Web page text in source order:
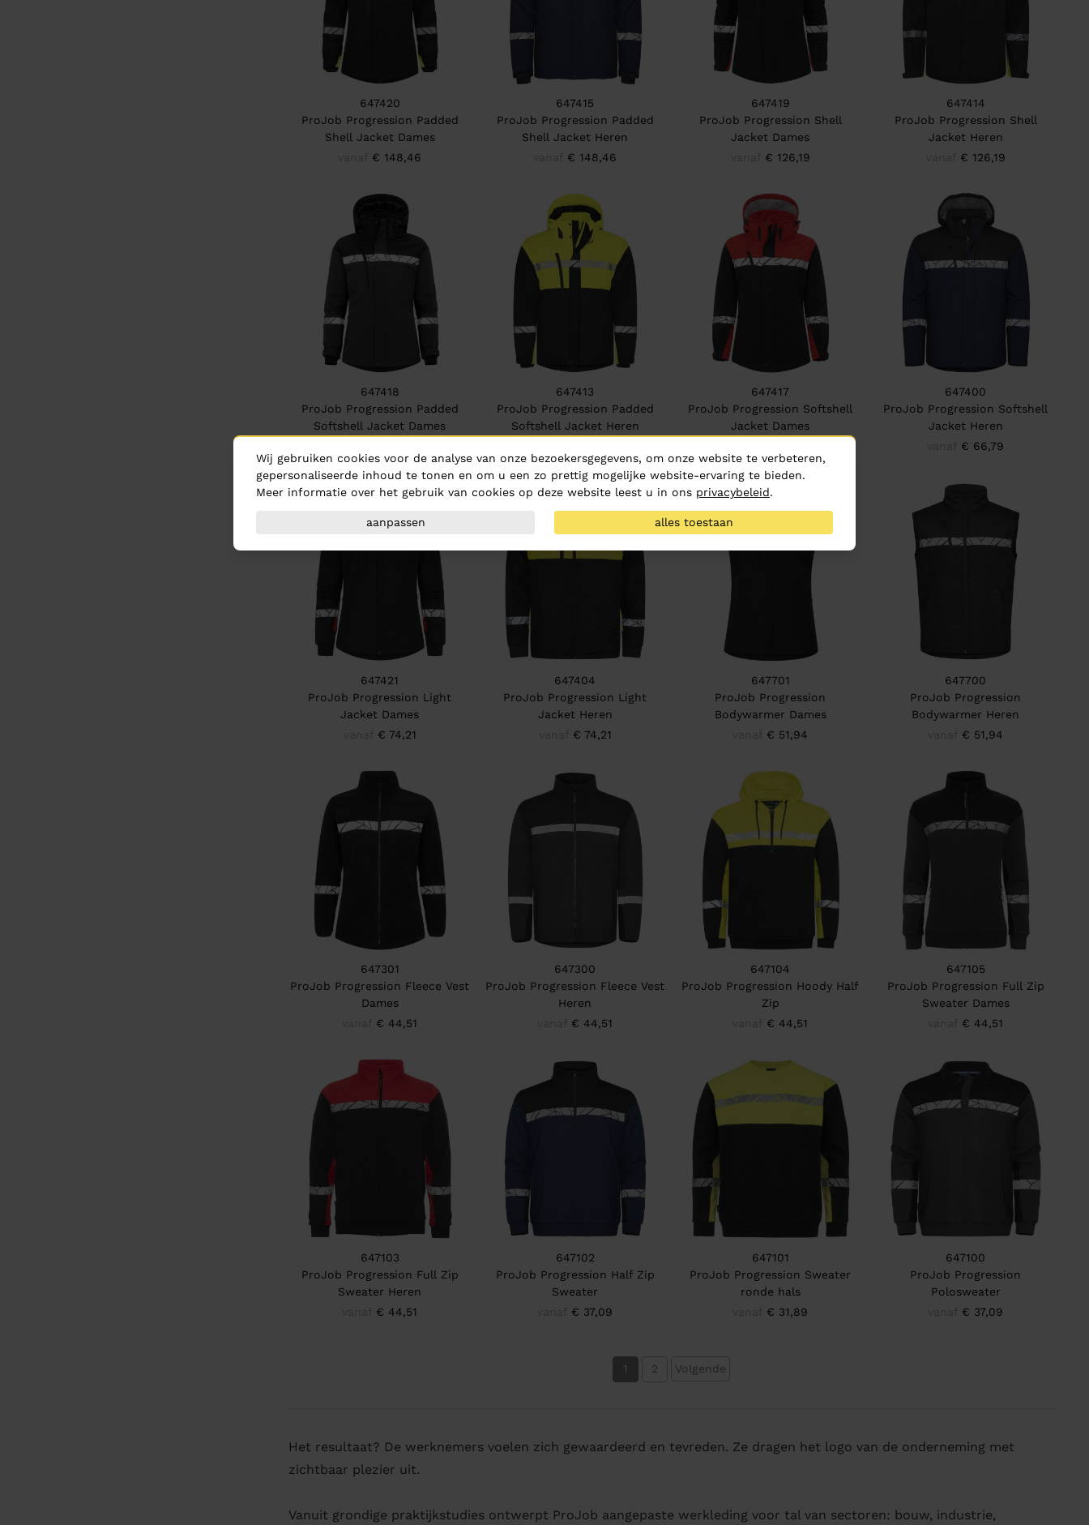
647420
ProJob Progression Padded
Shell Jacket Dames
€ 148,46
647415
ProJob Progression Padded
Shell Jacket Heren
€ 148,46
647419
ProJob Progression Shell
Jacket Dames
€ 126,19
647414
ProJob Progression Shell
Jacket Heren
€ 126,19
647418
ProJob Progression Padded
Softshell Jacket Dames
647413
ProJob Progression Padded
Softshell Jacket Heren
647417
ProJob Progression Softshell
Jacket Dames
647400
ProJob Progression Softshell
Jacket Heren
€ 66,79
647421
ProJob Progression Light
Jacket Dames
€ 74,21
647404
ProJob Progression Light
Jacket Heren
€ 74,21
647701
ProJob Progression
Bodywarmer Dames
€ 51,94
647700
ProJob Progression
Bodywarmer Heren
€ 51,94
647301
ProJob Progression Fleece Vest
Dames
€ 44,51
647300
ProJob Progression Fleece Vest
Heren
€ 44,51
647104
ProJob Progression Hoody Half
Zip
€ 44,51
647105
ProJob Progression Full Zip
Sweater Dames
€ 44,51
647103
ProJob Progression Full Zip
Sweater Heren
€ 44,51
647102
ProJob Progression Half Zip
Sweater
€ 37,09
647101
ProJob Progression Sweater
ronde hals
€ 31,89
647100
ProJob Progression
Polosweater
€ 37,09
1 2 Volgende
Het resultaat? De werknemers voelen zich gewaardeerd en tevreden. Ze dragen het logo van de onderneming met
zichtbaar plezier uit.
Vanuit grondige praktijkstudies ontwerpt ProJob aangepaste werkleding voor tal van sectoren: bouw, industrie,
Wij gebruiken cookies voor de analyse van onze bezoekersgegevens, om onze website te verbeteren,
gepersonaliseerde inhoud te tonen en om u een zo prettig mogelijke website-ervaring te bieden.
Meer informatie over het gebruik van cookies op deze website leest u in ons privacybeleid.
aanpassen alles toestaan